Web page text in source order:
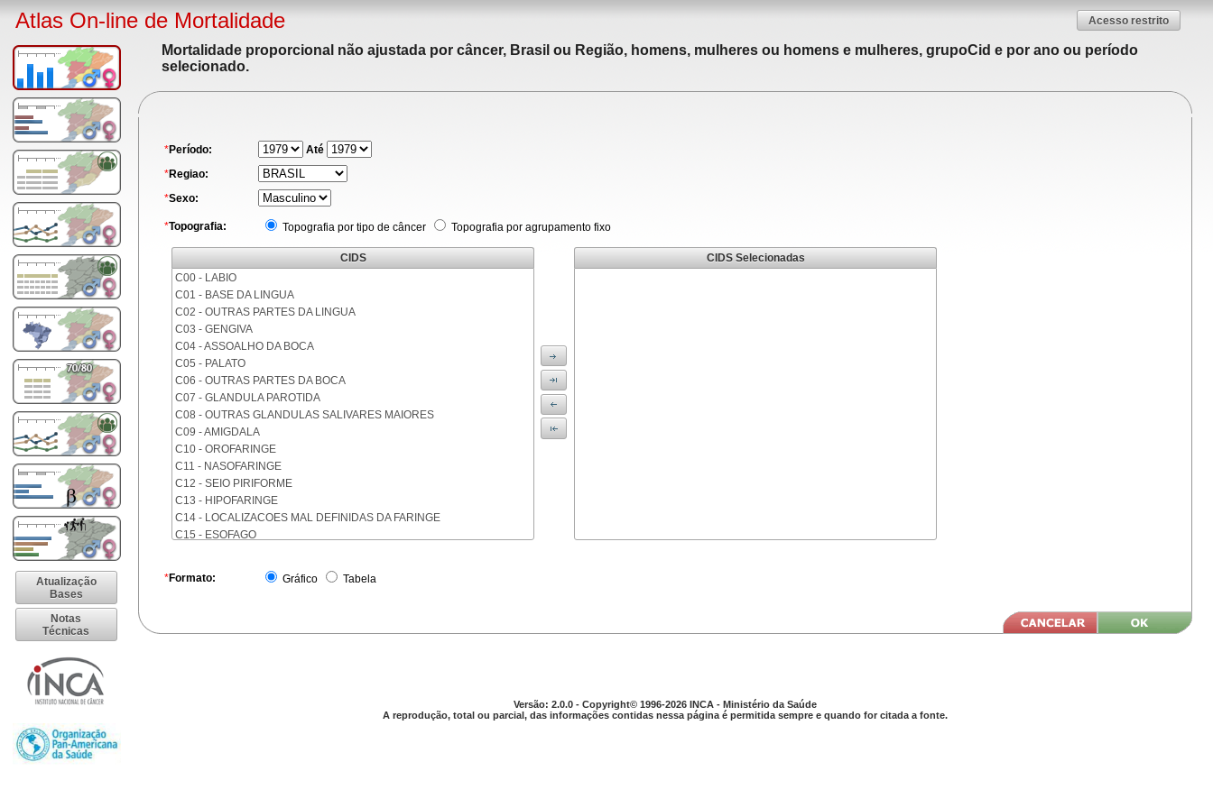
Atlas On-line de Mortalidade Acesso restrito
Atualização
Bases
Notas
Técnicas
Mortalidade proporcional não ajustada por câncer, Brasil ou Região, homens, mulheres ou homens e mulheres, grupoCid e por ano ou período
selecionado.
*Período:
Até
*Regiao:
*Sexo:
*Topografia: Topografia por tipo de câncer Topografia por agrupamento fixo
CIDS
C00 - LABIO
C01 - BASE DA LINGUA
C02 - OUTRAS PARTES DA LINGUA
C03 - GENGIVA
C04 - ASSOALHO DA BOCA
C05 - PALATO
C06 - OUTRAS PARTES DA BOCA
C07 - GLANDULA PAROTIDA
C08 - OUTRAS GLANDULAS SALIVARES MAIORES
C09 - AMIGDALA
C10 - OROFARINGE
C11 - NASOFARINGE
C12 - SEIO PIRIFORME
C13 - HIPOFARINGE
C14 - LOCALIZACOES MAL DEFINIDAS DA FARINGE
C15 - ESOFAGO
C17 - INTESTINO DELGADO
C21 - ANUS E CANAL ANAL
C26 - LOCALIZACOES MAL DEFINIDAS NO APARELHO DIGESTIVO
CIDS Selecionadas
*Formato: Gráfico Tabela
Versão: 2.0.0 - Copyright© 1996-2026 INCA - Ministério da Saúde
A reprodução, total ou parcial, das informações contidas nessa página é permitida sempre e quando for citada a fonte.